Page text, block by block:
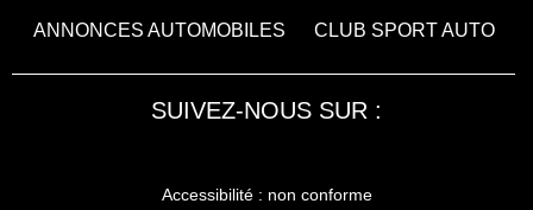
ANNONCES AUTOMOBILES
CLUB SPORT AUTO
SUIVEZ-NOUS SUR :
Accessibilité : non conforme